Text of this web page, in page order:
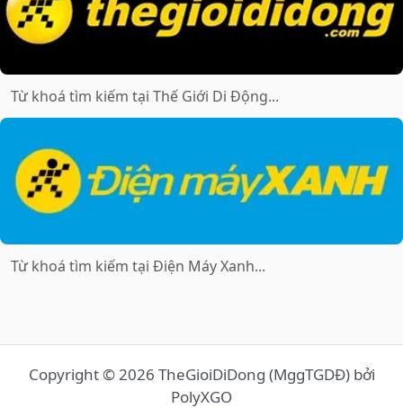
Copyright © 2026 TheGioiDiDong (MggTGDĐ) bởi
PolyXGO